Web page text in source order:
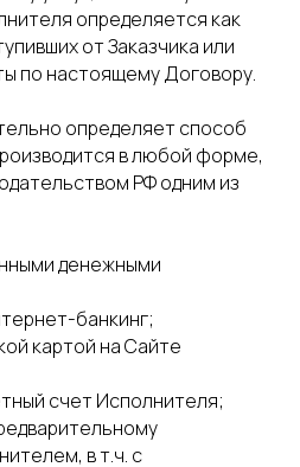
определяется как
от Заказчика или
по настоящему Договору.
определяет способ
в любой форме,
РФ одним из
денежными
банкинг;
картой на Сайте
счет Исполнителя;
в т.ч. с